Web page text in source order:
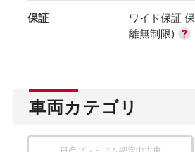
保証
ワイド保証
離無制限)
車両カテゴリ